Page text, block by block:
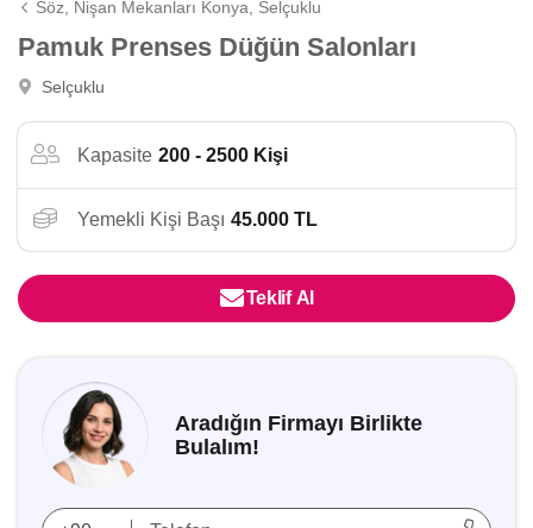
Söz, Nişan Mekanları Konya, Selçuklu
Pamuk Prenses Düğün Salonları
Selçuklu
Kapasite 200 - 2500 Kişi
Yemekli Kişi Başı 45.000 TL
Teklif Al
Aradığın Firmayı Birlikte
Bulalım!